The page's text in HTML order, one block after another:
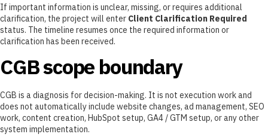
If important information is unclear, missing, or requires additional
clarification, the project will enterClient Clarification Required
status. The timeline resumes once the required information or
clarification has been received.
CGB scope boundary
CGB is a diagnosis for decision-making. It is not execution work and
does not automatically include website changes, ad management, SEO
work, content creation, HubSpot setup, GA4 / GTM setup, or any other
system implementation.